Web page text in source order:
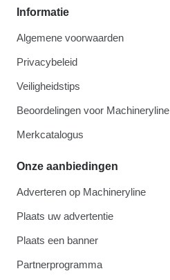
Informatie
Algemene voorwaarden
Privacybeleid
Veiligheidstips
Beoordelingen voor Machineryline
Merkcatalogus
Onze aanbiedingen
Adverteren op Machineryline
Plaats uw advertentie
Plaats een banner
Partnerprogramma